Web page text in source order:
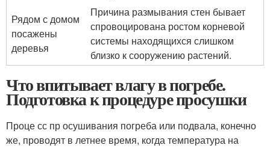
Рядом с домом
посажены
деревья
Причина размывания стен бывает
спровоцирована ростом корневой
системы находящихся слишком
близко к сооружению растений.
Что впитывает влагу в погребе.
Подготовка к процедуре просушки
Проце сс пр осушивания погреба или подвала, конечно
же, проводят в летнее время, когда температура на